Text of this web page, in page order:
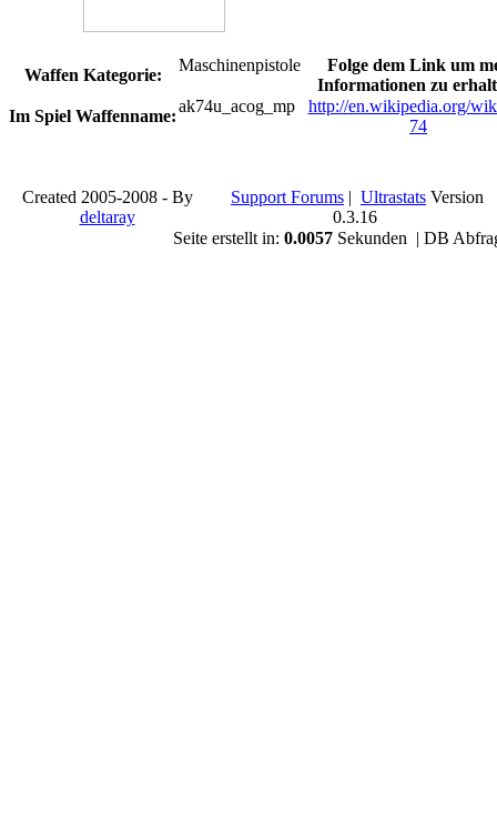
Waffen Kategorie:
Maschinenpistole
Folge dem Link um
Informationen zu
Im Spiel Waffenname:
ak74u_acog_mp
http://en.wikipedia.org/
74
Created 2005-2008 - By
deltaray
Support Forums | Ultrastats Version
0.3.16
Seite erstellt in: 0.0057Sekunden | DB